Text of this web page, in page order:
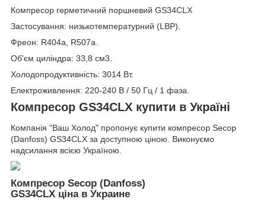
Компресор герметичний поршневий GS34CLX
Застосування: низькотемпературний (LBP).
Фреон: R404а, R507а.
Об'єм циліндра: 33,8 см3.
Холодопродуктивність: 3014 Вт.
Електроживлення: 220-240 В / 50 Гц / 1 фаза.
Компресор GS34CLX купити в Україні
Компанія "Ваш Холод" пропонує купити компресор Secop
(Danfoss) GS34CLX за доступною ціною. Виконуємо
надсилання всією Україною.
Компресор Secop (Danfoss)
GS34CLX ціна в Украине